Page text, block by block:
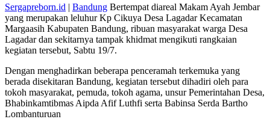
Sergapreborn.id | Bandung Bertempat diareal Makam Ayah Jembar
yang merupakan leluhur Kp Cikuya Desa Lagadar Kecamatan
Margaasih Kabupaten Bandung, ribuan masyarakat warga Desa
Lagadar dan sekitarnya tampak khidmat mengikuti rangkaian
kegiatan tersebut, Sabtu 19/7.
Dengan menghadirkan beberapa penceramah terkemuka yang
berada disekitaran Bandung, kegiatan tersebut dihadiri oleh para
tokoh masyarakat, pemuda, tokoh agama, unsur Pemerintahan Desa,
Bhabinkamtibmas Aipda Afif Luthfi serta Babinsa Serda Bartho
Lombanturuan